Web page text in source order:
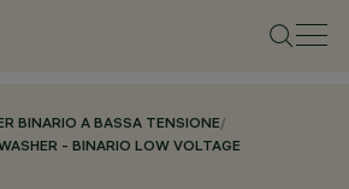
BINARIO A BASSA TENSIONE/
- BINARIO LOW VOLTAGE